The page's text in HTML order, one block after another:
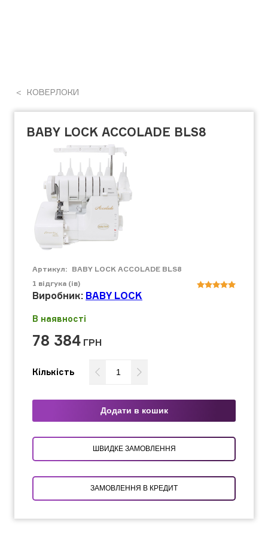
КОВЕРЛОКИ
BABY LOCK ACCOLADE BLS8
Артикул: BABY LOCK ACCOLADE BLS8
1 відгука (ів)
Виробник: BABY LOCK
В наявності
78 384 ГРН
Кількість
Додати в кошик
ШВИДКЕ ЗАМОВЛЕННЯ
ЗАМОВЛЕННЯ В КРЕДИТ